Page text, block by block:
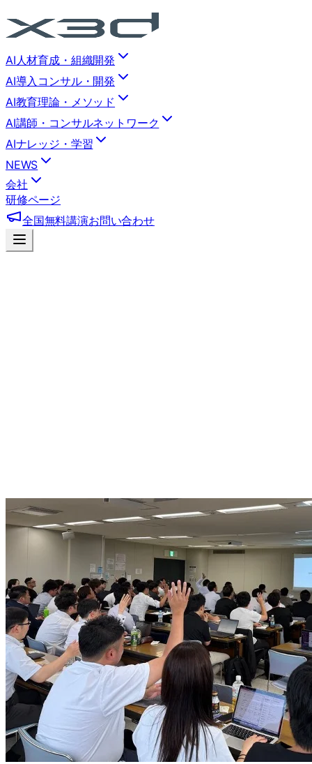
AI人材育成・組織開発
AI導入コンサル・開発
AI教育理論・メソッド
AI講師・コンサルネットワーク
AIナレッジ・学習
NEWS
会社
研修ページ
全国無料講演お問い合わせ